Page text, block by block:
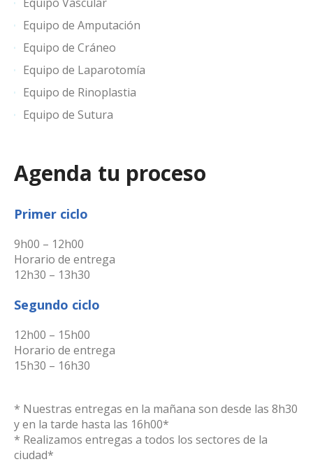
Equipo Vascular
Equipo de Amputación
Equipo de Cráneo
Equipo de Laparotomía
Equipo de Rinoplastia
Equipo de Sutura
Agenda tu proceso
Primer ciclo
9h00 – 12h00
Horario de entrega
12h30 – 13h30
Segundo ciclo
12h00 – 15h00
Horario de entrega
15h30 – 16h30
* Nuestras entregas en la mañana son desde las 8h30
y en la tarde hasta las 16h00*
* Realizamos entregas a todos los sectores de la
ciudad*